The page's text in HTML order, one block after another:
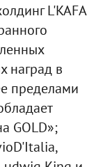
L'KAFA
наград в
пределами
GOLD»;